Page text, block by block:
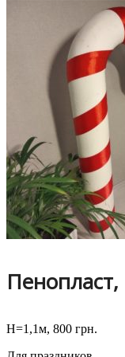
H=1,1м, 800 грн.